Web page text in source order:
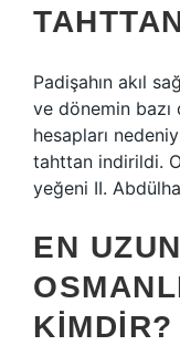
Padişahın akıl
ve dönemin bazı
hesapları
tahttan indirildi.
yeğeni II.
EN
KIMDIR?